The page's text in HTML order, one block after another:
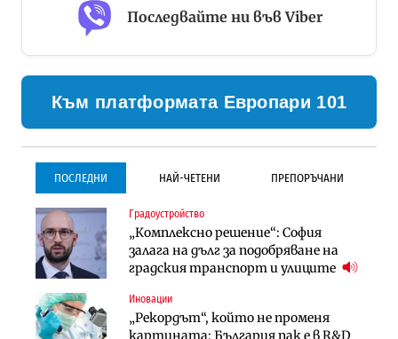
Последвайте ни във Viber
Към платформата Европари 101
ПОСЛЕДНИ НАЙ-ЧЕТЕНИ ПРЕПОРЪЧАНИ
Градоустройство
„Комплексно решение“: София
залага на дълг за подобряване на
градския транспорт и улиците
Иновации
„Рекордът“, който не променя
картината: България пак е в R&D
Градоустройство
Столична община избра
изпълнител за преместването на
трамвайното трасе по бул.
Инфраструктура
Проектирането на тунела под
Инфраструктура
Проектирането на тунела под
Петрохан ще върви паралелно с
екологичните оценки
Компании
„Хювефарма“ подписа договор за
придобиване на Euroapi Italy